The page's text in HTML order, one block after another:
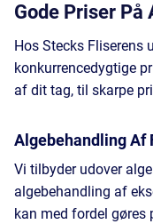
Gode Priser
Hos Stecks Fliserens
konkurrencedygtige
af dit tag, til skarpe
Algebehandling
Vi tilbyder udover
algebehandling af
kan med fordel gøres